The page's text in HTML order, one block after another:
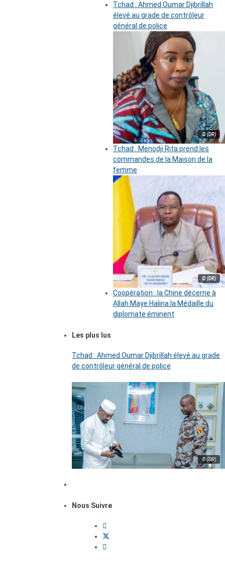
Tchad : Ahmed Oumar Djibrillah
élevé au grade de contrôleur
général de police
© (DR)
Tchad : Menodji Rita prend les
commandes de la Maison de la
femme
© (DR)
Coopération : la Chine décerne à
Allah Maye Halina la Médaille du
diplomate éminent
Les plus lus
Tchad : Ahmed Oumar Djibrillah élevé au grade
de contrôleur général de police
© (DR)
Nous Suivre